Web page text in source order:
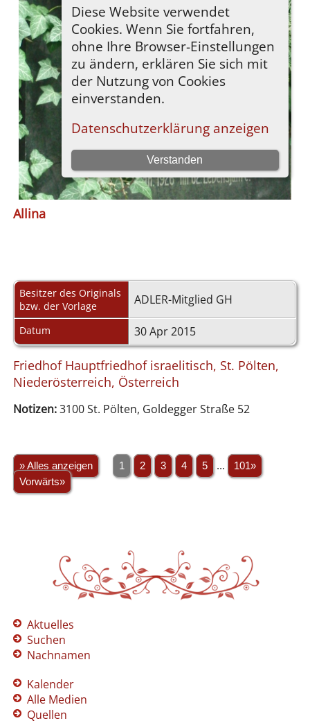
Allina
Besitzer des Originals
bzw. der Vorlage
ADLER-Mitglied GH
Datum 30 Apr 2015
Friedhof Hauptfriedhof israelitisch, St. Pölten,
Niederösterreich, Österreich
Notizen:3100 St. Pölten, Goldegger Straße 52
» Alles anzeigen 1 2 3 4 5 ...
101»
Vorwärts»
Aktuelles
Suchen
Nachnamen
Kalender
Alle Medien
Quellen